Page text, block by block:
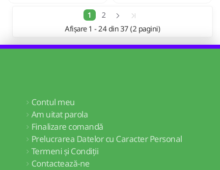
1
2
Afișare 1 - 24 din 37 (2 pagini)
Contul meu
Am uitat parola
Finalizare comandă
Prelucrarea Datelor cu Caracter Personal
Termeni și Condiții
Contactează-ne